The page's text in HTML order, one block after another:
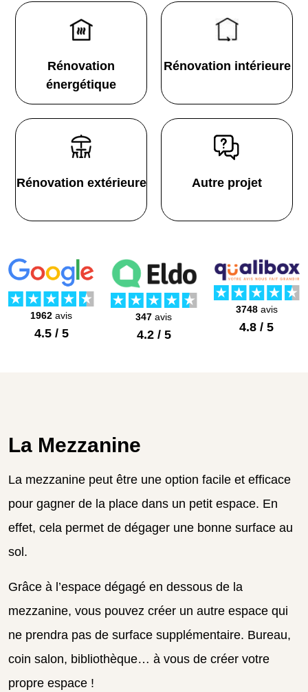
Rénovation
énergétique
Rénovation intérieure
Rénovation extérieure Autre projet
1962 avis
4.5 / 5
347 avis
4.2 / 5
3748avis
4.8 / 5
La Mezzanine
La mezzanine peut être une option facile et efficace
pour gagner de la place dans un petit espace. En
effet, cela permet de dégager une bonne surface au
sol.
Grâce à l’espace dégagé en dessous de la
mezzanine, vous pouvez créer un autre espace qui
ne prendra pas de surface supplémentaire. Bureau,
coin salon, bibliothèque… à vous de créer votre
propre espace !